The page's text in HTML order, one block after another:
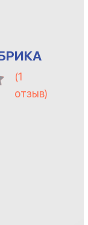
(1
отзыв)